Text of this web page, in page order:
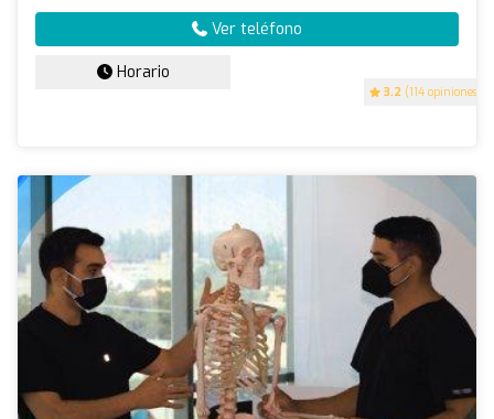
3.2 (114 opiniones)
Ver teléfono
Horario